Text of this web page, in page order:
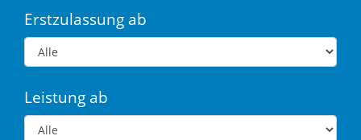
Erstzulassung ab
Leistung ab